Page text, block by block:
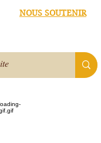
NOUS SOUTENIR